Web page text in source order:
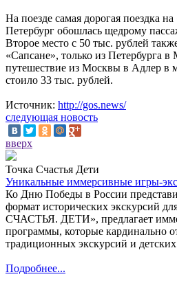
На поезде самая дорогая поездка
Петербург обошлась щедрому
Второе место с 50 тыс. рублей
«Сапсане», только из Петербурга в
путешествие из Москвы в Адлер в
стоило 33 тыс. рублей.
Источник: http://gos.news/
следующая новость
вверх
Точка Счастья Дети
Уникальные иммерсивные игры-
Ко Дню Победы в России
формат исторических экскурсий
СЧАСТЬЯ. ДЕТИ», предлагает
программы, которые кардинально
традиционных экскурсий и детских
Подробнее...